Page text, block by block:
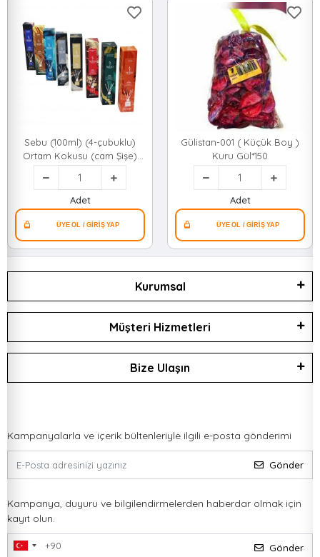
Sebu (100ml) (4-çubuklu)
Ortam Kokusu (cam Şişe)
(lavanta & B.gül & Sandal &
Mango & Okyanus &
Yasemin & Kehribar &
Çilek)*48=k
Adet
Gülistan-001 ( Küçük Boy )
Kuru Gül*150
Adet
Kurumsal
Müşteri Hizmetleri
Bize Ulaşın
Kampanyalarla ve içerik bültenleriyle ilgili e-posta gönderimi
Gönder
Kampanya, duyuru ve bilgilendirmelerden haberdar olmak için
kayıt olun.
Gönder